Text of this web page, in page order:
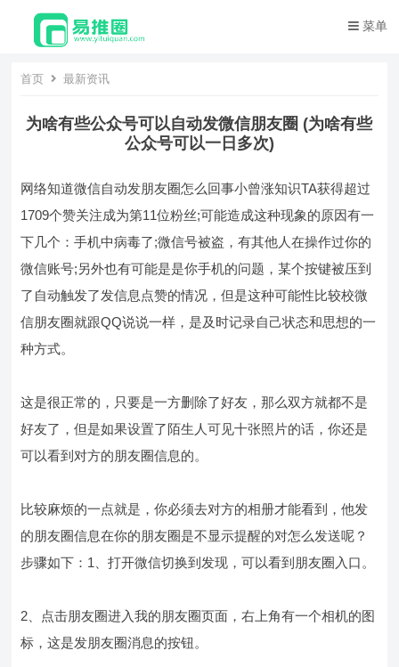
菜单
首页 最新资讯
为啥有些公众号可以自动发微信朋友圈 (为啥有些
公众号可以一日多次)
网络知道微信自动发朋友圈怎么回事小曾涨知识TA获得超过
1709个赞关注成为第11位粉丝;可能造成这种现象的原因有一
下几个：手机中病毒了;微信号被盗，有其他人在操作过你的
微信账号;另外也有可能是是你手机的问题，某个按键被压到
了自动触发了发信息点赞的情况，但是这种可能性比较校微
信朋友圈就跟QQ说说一样，是及时记录自己状态和思想的一
种方式。
这是很正常的，只要是一方删除了好友，那么双方就都不是
好友了，但是如果设置了陌生人可见十张照片的话，你还是
可以看到对方的朋友圈信息的。
比较麻烦的一点就是，你必须去对方的相册才能看到，他发
的朋友圈信息在你的朋友圈是不显示提醒的对怎么发送呢？
步骤如下：1、打开微信切换到发现，可以看到朋友圈入口。
2、点击朋友圈进入我的朋友圈页面，右上角有一个相机的图
标，这是发朋友圈消息的按钮。